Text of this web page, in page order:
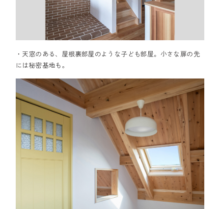
・天窓のある、屋根裏部屋のような子ども部屋。小さな扉の先
には秘密基地も。